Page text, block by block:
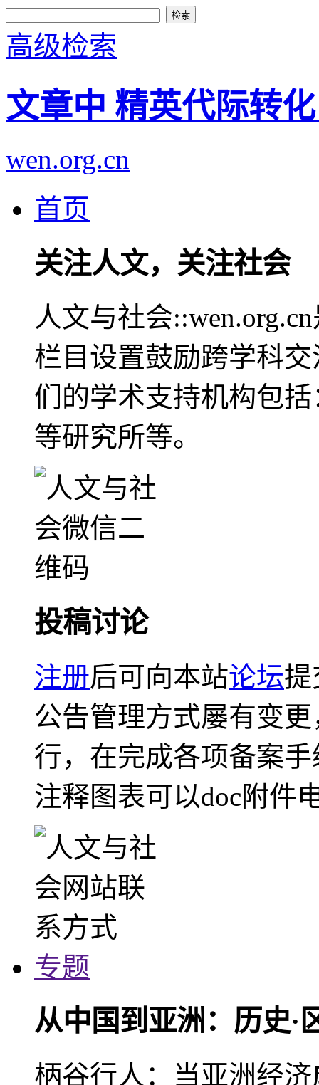
高级检索
文章中 精英代际转
wen.org.cn
首页
关注人文，关注社会
人文与社会
栏目设置鼓励跨学科
们的学术支持机构包
等研究所等。
投稿讨论
注册后可向本站论坛提
公告管理方式屡有变
行，在完成各项备案
注释图表可以doc附件
专题
从中国到亚洲：历史·
柄谷行人：当亚洲经